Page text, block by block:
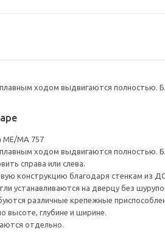
ходом выдвигаются полностью.
MA 757
ходом выдвигаются полностью.
справа или слева.
конструкцию благодаря стенкам из
устанавливаются на дверцу без
различные крепежные
высоте, глубине и ширине.
отдельно.